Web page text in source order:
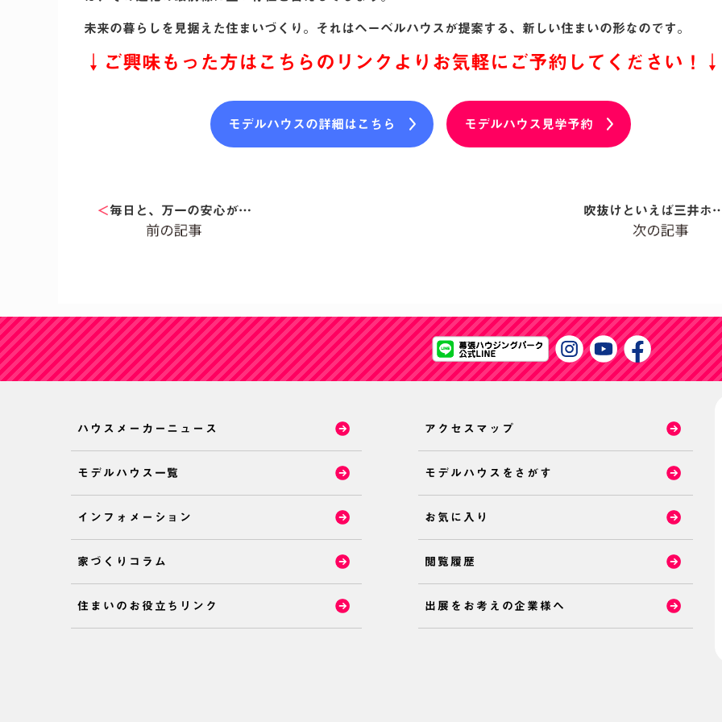
未来の暮らしを見据えた住まいづくり。それはヘーベルハウスが提案する、新しい住まいの形なのです。
↓ご興味もった方はこちらのリンクよりお気軽にご予約してください！↓
モデルハウスの詳細はこちら モデルハウス見学予約
＜毎日と、万一の安心が… 吹抜けといえば三井ホ
ハウスメーカーニュース
モデルハウス一覧
インフォメーション
家づくりコラム
住まいのお役立ちリンク
アクセスマップ
モデルハウスをさがす
お気に入り
閲覧履歴
出展をお考えの企業様へ